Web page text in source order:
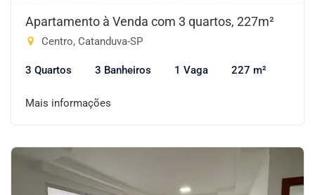
Apartamento à Venda com 3 quartos, 227m²
Centro, Catanduva-SP
3 Quartos 3 Banheiros 1 Vaga 227 m²
Mais informações